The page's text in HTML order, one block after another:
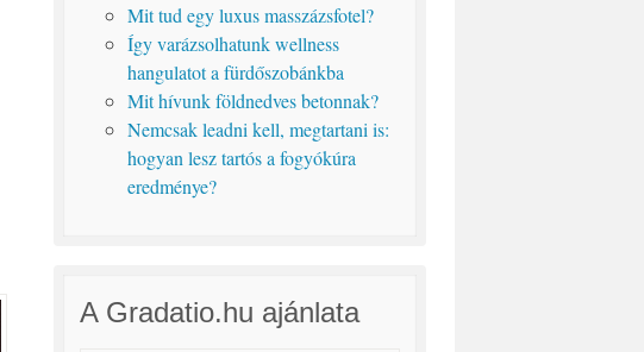
Mit tud egy luxus masszázsfotel?
Így varázsolhatunk wellness
hangulatot a fürdőszobánkba
Mit hívunk földnedves betonnak?
Nemcsak leadni kell, megtartani is:
hogyan lesz tartós a fogyókúra
eredménye?
A Gradatio.hu ajánlata